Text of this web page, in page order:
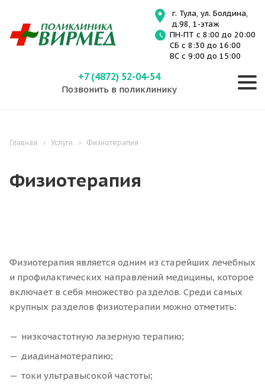
г. Тула, ул. Болдина,
д.98, 1-этаж
ПН-ПТ с 8:00 до 20:00
СБ с 8:30 до 16:00
ВС с 9:00 до 15:00
+7 (4872) 52-04-54
Позвонить в поликлинику
Главная Услуги Физиотерапия
Физиотерапия
Физиотерапия является одним из старейших лечебных
и профилактических направлений медицины, которое
включает в себя множество разделов. Среди самых
крупных разделов физиотерапии можно отметить:
низкочастотную лазерную терапию;
диадинамотерапию;
токи ультравысокой частоты;